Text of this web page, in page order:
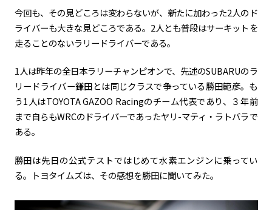
今回も、その見どころは変わらないが、新たに加わった2人のド
ライバーも大きな見どころである。 2人とも普段はサーキットを
走ることのないラリードライバーである。
1人は昨年の全日本ラリーチャンピオンで、先述のSUBARUのラ
リードライバー鎌田とは同じクラスで争っている勝田範彦。も
う1人はTOYOTA GAZOO Racingのチーム代表であり、３年前
まで自らもWRCのドライバーであったヤリ-マティ・ラトバラで
ある。
勝田は先日の公式テストではじめて水素エンジンに乗ってい
る。トヨタイムズは、その感想を勝田に聞いてみた。